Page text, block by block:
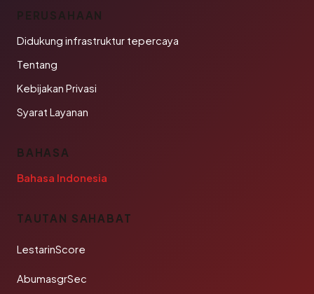
PERUSAHAAN
Didukung infrastruktur tepercaya
Tentang
Kebijakan Privasi
Syarat Layanan
BAHASA
Bahasa Indonesia
TAUTAN SAHABAT
LestarinScore
AbumasgrSec